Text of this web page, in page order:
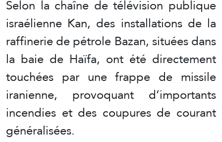
Selon la chaîne de télévision publique
israélienne Kan, des installations de la
raffinerie de pétrole Bazan, situées dans
la baie de Haïfa, ont été directement
touchées par une frappe de missile
iranienne, provoquant d’importants
incendies et des coupures de courant
généralisées.